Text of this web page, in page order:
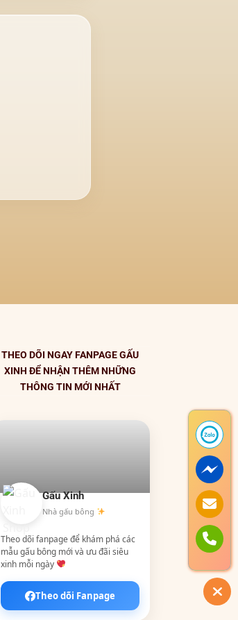
THEO DÕI NGAY FANPAGE GẤU
XINH ĐỂ NHẬN THÊM NHỮNG
THÔNG TIN MỚI NHẤT
Gấu Xinh
Nhà gấu bông
Theo dõi fanpage để khám phá các
mẫu gấu bông mới và ưu đãi siêu
xinh mỗi ngày
Theo dõi Fanpage